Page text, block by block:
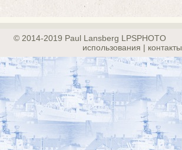
© 2014-2019 Paul Lansberg LPSPHOTO
использования | контакты